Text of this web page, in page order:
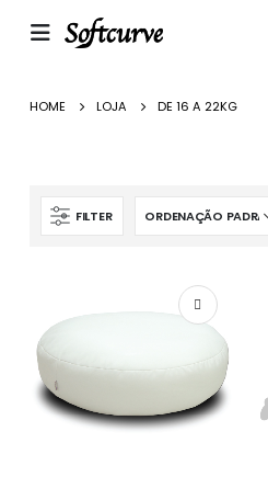
HOME LOJA DE 16 A 22KG
FILTER